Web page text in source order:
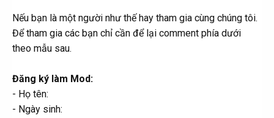
Nếu bạn là một người như thế hay tham gia cùng chúng tôi.
Để tham gia các bạn chỉ cần để lại comment phía dưới
theo mẫu sau.
Đăng ký làm Mod:
- Họ tên:
- Ngày sinh: